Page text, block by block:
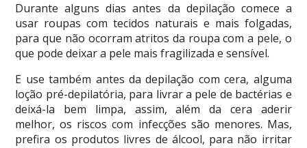
Durante alguns dias antes da depilação comece a
usar roupas com tecidos naturais e mais folgadas,
para que não ocorram atritos da roupa com a pele, o
que pode deixar a pele mais fragilizada e sensível.
E use também antes da depilação com cera, alguma
loção pré-depilatória, para livrar a pele de bactérias e
deixá-la bem limpa, assim, além da cera aderir
melhor, os riscos com infecções são menores. Mas,
prefira os produtos livres de álcool, para não irritar